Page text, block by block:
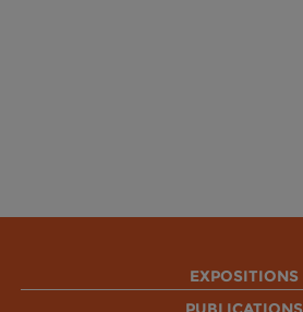
EXPOSITIONS